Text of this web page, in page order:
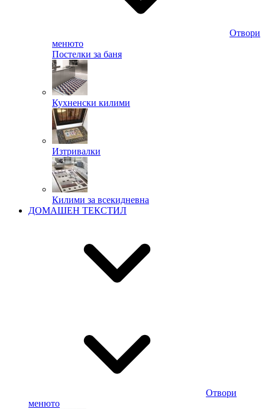
Отвори
менюто
Постелки за баня
Кухненски килими
Изтривалки
Килими за всекидневна
ДОМАШЕН ТЕКСТИЛ
Отвори
менюто